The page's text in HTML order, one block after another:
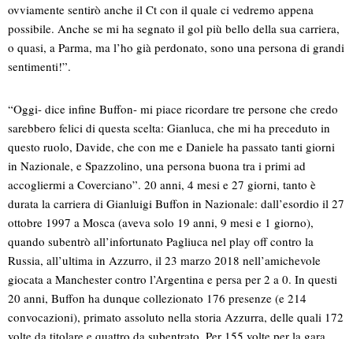
ovviamente sentirò anche il Ct con il quale ci vedremo appena
possibile. Anche se mi ha segnato il gol più bello della sua carriera,
o quasi, a Parma, ma l’ho già perdonato, sono una persona di grandi
sentimenti!”.
“Oggi- dice infine Buffon- mi piace ricordare tre persone che credo
sarebbero felici di questa scelta: Gianluca, che mi ha preceduto in
questo ruolo, Davide, che con me e Daniele ha passato tanti giorni
in Nazionale, e Spazzolino, una persona buona tra i primi ad
accogliermi a Coverciano”. 20 anni, 4 mesi e 27 giorni, tanto è
durata la carriera di Gianluigi Buffon in Nazionale: dall’esordio il 27
ottobre 1997 a Mosca (aveva solo 19 anni, 9 mesi e 1 giorno),
quando subentrò all’infortunato Pagliuca nel play off contro la
Russia, all’ultima in Azzurro, il 23 marzo 2018 nell’amichevole
giocata a Manchester contro l’Argentina e persa per 2 a 0. In questi
20 anni, Buffon ha dunque collezionato 176 presenze (e 214
convocazioni), primato assoluto nella storia Azzurra, delle quali 172
volte da titolare e quattro da subentrato. Per 155 volte per la gara